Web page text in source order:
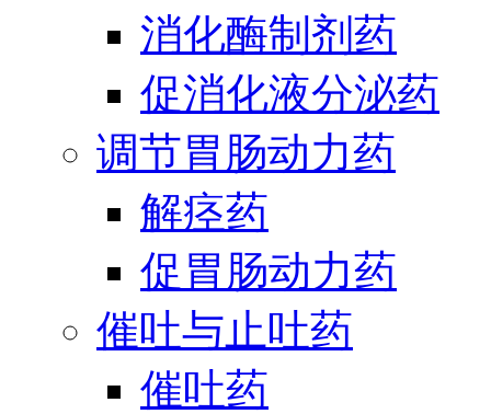
消化酶制剂药
促消化液分泌药
调节胃肠动力药
解痉药
促胃肠动力药
催吐与止吐药
催吐药